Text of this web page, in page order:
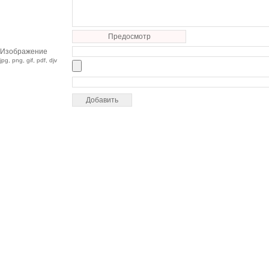
Предосмотр
Изображение
jpg, png, gif, pdf, djv